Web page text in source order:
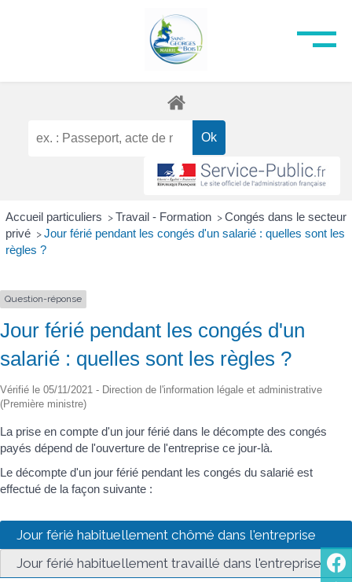
Accueil particuliers > Travail - Formation > Congés dans le secteur
privé > Jour férié pendant les congés d'un salarié : quelles sont les
règles ?
Question-réponse
Jour férié pendant les congés d'un
salarié : quelles sont les règles ?
Vérifié le 05/11/2021 - Direction de l'information légale et administrative
(Première ministre)
La prise en compte d'un jour férié dans le décompte des congés
payés dépend de l'ouverture de l'entreprise ce jour-là.
Le décompte d'un jour férié pendant les congés du salarié est
effectué de la façon suivante :
Jour férié habituellement chômé dans l'entreprise
Jour férié habituellement travaillé dans l'entreprise